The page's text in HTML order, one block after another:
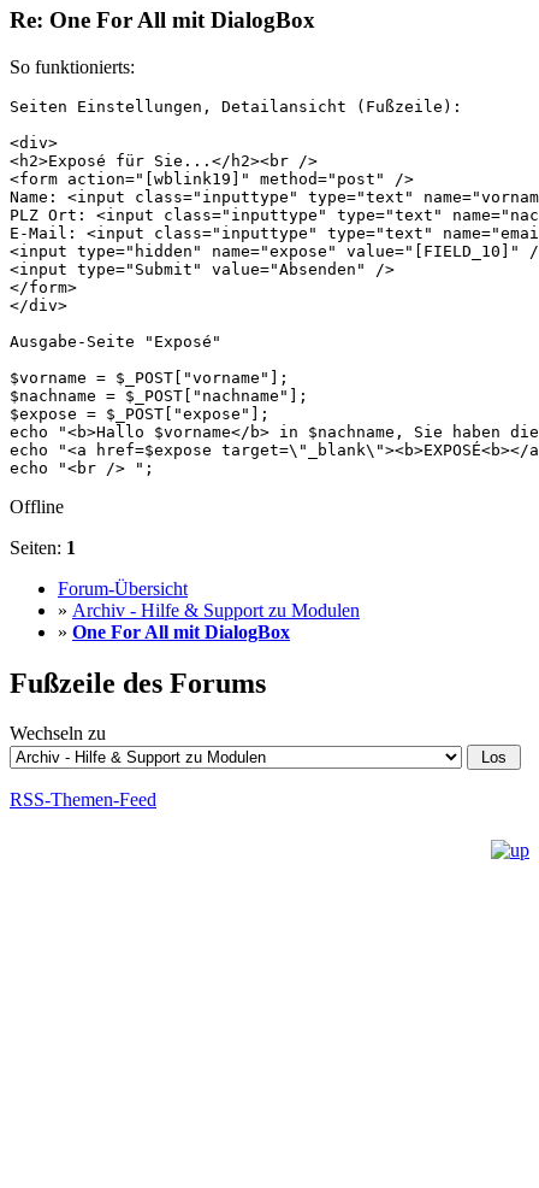
Re: One For All mit DialogBox
So funktionierts:
Seiten Einstellungen, Detailansicht (Fußzeile):
<div>
<h2>Exposé für Sie...</h2><br />
<form action="[wblink19]" method="post" />
Name: <input class="inputtype" type="text"
PLZ Ort: <input class="inputtype" type="text"
E-Mail: <input class="inputtype" type="text"
<input type="hidden" name="expose" value="[FIELD_10]"
<input type="Submit" value="Absenden" />
</form>
</div>
Ausgabe-Seite "Exposé"
$vorname = $_POST["vorname"];
$nachname = $_POST["nachname"];
$expose = $_POST["expose"];
echo "<b>Hallo $vorname</b> in $nachname, Sie
echo "<a href=$expose target=\"_blank\"><b>EXPOSÉ<b></
echo "<br /> ";
Offline
Seiten: 1
Forum-Übersicht
» Archiv - Hilfe & Support zu Modulen
» One For All mit DialogBox
Fußzeile des Forums
Wechseln zu
RSS-Themen-Feed